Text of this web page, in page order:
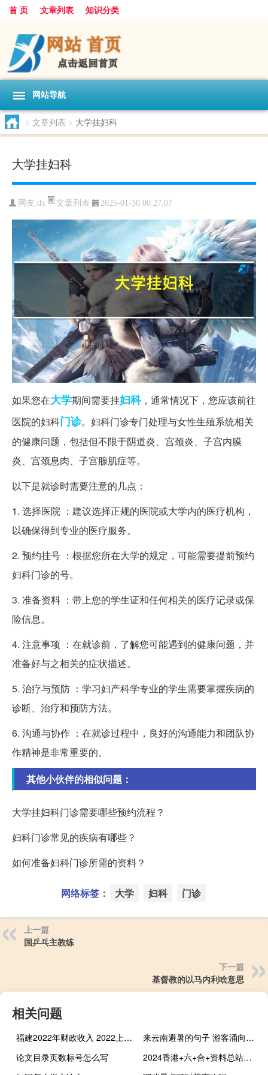
首 页 文章列表 知识分类
网站导航
> 文章列表 > 大学挂妇科
大学挂妇科
网友:dx 文章列表 2025-01-30 00:27:07
如果您在大学期间需要挂妇科，通常情况下，您应该前往
医院的妇科门诊。妇科门诊专门处理与女性生殖系统相关
的健康问题，包括但不限于阴道炎、宫颈炎、子宫内膜
炎、宫颈息肉、子宫腺肌症等。
以下是就诊时需要注意的几点：
1. 选择医院 ：建议选择正规的医院或大学内的医疗机构，
以确保得到专业的医疗服务。
2. 预约挂号 ：根据您所在大学的规定，可能需要提前预约
妇科门诊的号。
3. 准备资料 ：带上您的学生证和任何相关的医疗记录或保
险信息。
4. 注意事项 ：在就诊前，了解您可能遇到的健康问题，并
准备好与之相关的症状描述。
5. 治疗与预防 ：学习妇产科学专业的学生需要掌握疾病的
诊断、治疗和预防方法。
6. 沟通与协作 ：在就诊过程中，良好的沟通能力和团队协
作精神是非常重要的。
其他小伙伴的相似问题：
大学挂妇科门诊需要哪些预约流程？
妇科门诊常见的疾病有哪些？
如何准备妇科门诊所需的资料？
网络标签： 大学 妇科 门诊
上一篇
国乒乓主教练
下一篇
基督教的以马内利啥意思
相关问题
福建2022年财政收入 2022上半年31省份GDP数据
来云南避暑的句子 游客涌向云南避暑
论文目录页数标号怎么写
2024香港+六+合+资料总站：优化新业数据对比解释落实态新-822.V1.67